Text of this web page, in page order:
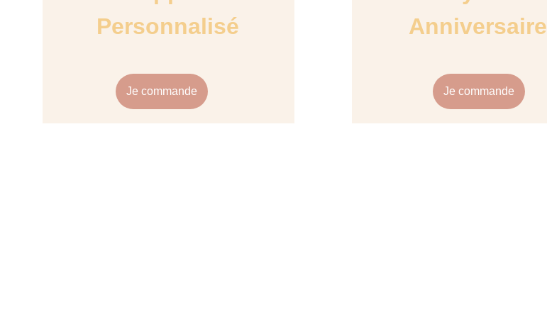
Je commande
Personnalisé
Anniversaire
Je commande